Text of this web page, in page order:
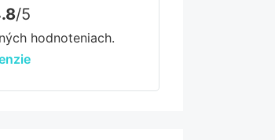
/5
hodnoteniach.